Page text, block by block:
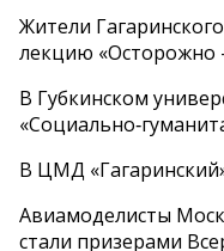
Жители
лекцию «Осторожно
В Губкинском
В ЦМД
Авиамоделисты
стали призерами